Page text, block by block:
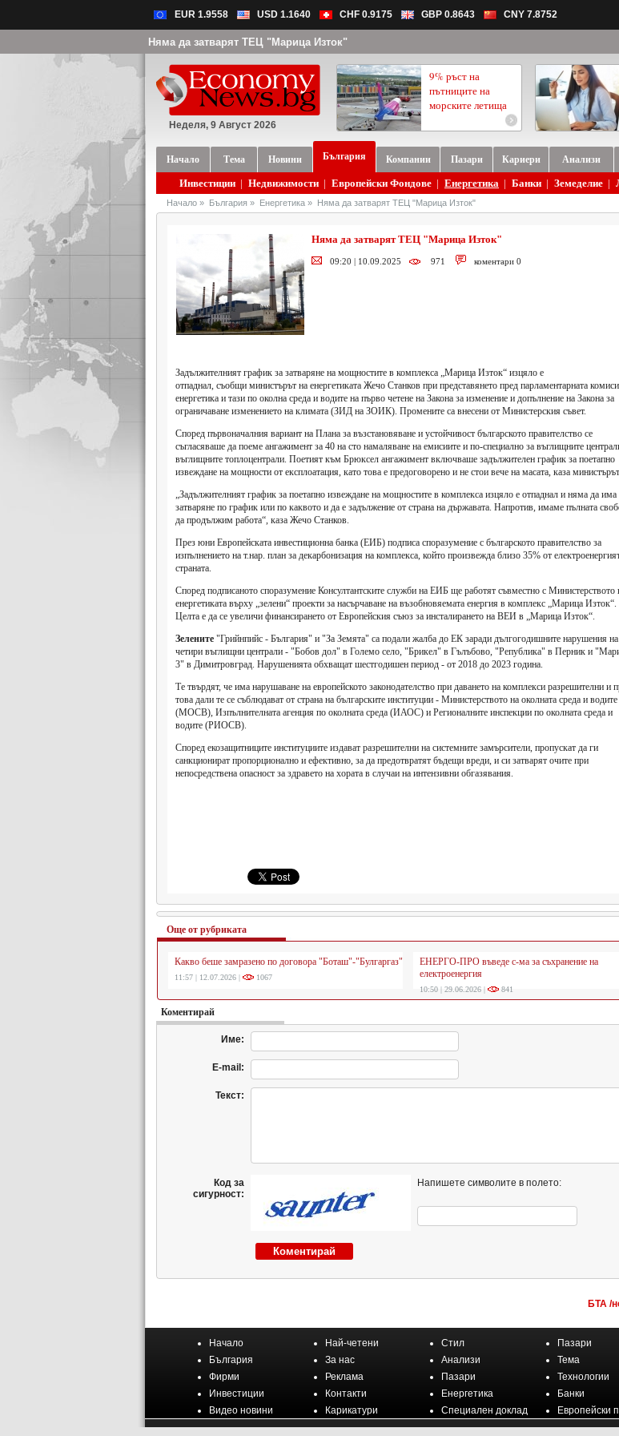
EUR 1.9558 USD 1.1640 CHF 0.9175 GBP 0.8643 CNY 7.8752
Няма да затварят ТЕЦ "Марица Изток"
Неделя, 9 Август 2026
9% ръст на
пътниците на
морските летища
Начало Тема Новини България Компании Пазари Кариери Анализи
Инвестиции | Недвижимости | Европейски Фондове | Енергетика | Банки | Земеделие |
Начало » България » Енергетика » Няма да затварят ТЕЦ "Марица Изток"
Няма да затварят ТЕЦ "Марица Изток"
09:20 | 10.09.2025 971 коментари 0
Задължителният график за затваряне на мощностите в комплекса „Марица Изток“ изцяло е
отпаднал, съобщи министърът на енергетиката Жечо Станков при представянето пред парламентарната
енергетика и тази по околна среда и водите на първо четене на Закона за изменение и допълнение на Закона за
ограничаване изменението на климата (ЗИД на ЗОИК). Промените са внесени от Министерския съвет.
Според първоначалния вариант на Плана за възстановяване и устойчивост българското правителство се
съгласяваше да поеме ангажимент за 40 на сто намаляване на емисиите и по-специално за въглищните
въглищните топлоцентрали. Поетият към Брюксел ангажимент включваше задължителен график за поетапно
извеждане на мощности от експлоатация, като това е предоговорено и не стои вече на масата, каза
„Задължителният график за поетапно извеждане на мощностите в комплекса изцяло е отпаднал и няма да има
затваряне по график или по каквото и да е задължение от страна на държавата. Напротив, имаме пълната
да продължим работа“, каза Жечо Станков.
През юни Европейската инвестиционна банка (ЕИБ) подписа споразумение с българското правителство за
изпълнението на т.нар. план за декарбонизация на комплекса, който произвежда близо 35% от
страната.
Според подписаното споразумение Консултантските служби на ЕИБ ще работят съвместно с Министерството
енергетиката върху „зелени“ проекти за насърчаване на възобновяемата енергия в комплекс „Марица Изток“.
Целта е да се увеличи финансирането от Европейския съюз за инсталирането на ВЕИ в „Марица Изток“.
Зелените "Грийнпийс - България" и "За Земята" са подали жалба до ЕК заради дългогодишните нарушения на
четири въглищни централи - "Бобов дол" в Големо село, "Брикел" в Гълъбово, "Република" в Перник и
3" в Димитровград. Нарушенията обхващат шестгодишен период - от 2018 до 2023 година.
Те твърдят, че има нарушаване на европейското законодателство при даването на комплекси разрешителни и
това дали те се съблюдават от страна на българските институции - Министерството на околната среда и водите
(МОСВ), Изпълнителната агенция по околната среда (ИАОС) и Регионалните инспекции по околната среда и
водите (РИОСВ).
Според екозащитниците институциите издават разрешителни на системните замърсители, пропускат да ги
санкционират пропорционално и ефективно, за да предотвратят бъдещи вреди, и си затварят очите при
непосредствена опасност за здравето на хората в случаи на интензивни обгазявания.
Още от рубриката
Какво беше замразено по договора "Боташ"-"Булгаргаз"
11:57 | 12.07.2026 | 1067
ЕНЕРГО-ПРО въведе с-ма за съхранение на
електроенергия
10:50 | 29.06.2026 | 841
Коментирай
Име:
E-mail:
Текст:
Код за
сигурност:
Напишете символите в полето:
БТА /
Начало Най-четени Стил Пазари
България
За нас Анализи Тема
Фирми
Реклама Пазари Технологии
Инвестиции
Контакти Енергетика Банки
Видео новини
Карикатури Специален доклад Европейски